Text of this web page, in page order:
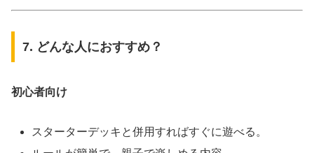
7. どんな人におすすめ？
初心者向け
スターターデッキと併用すればすぐに遊べる。